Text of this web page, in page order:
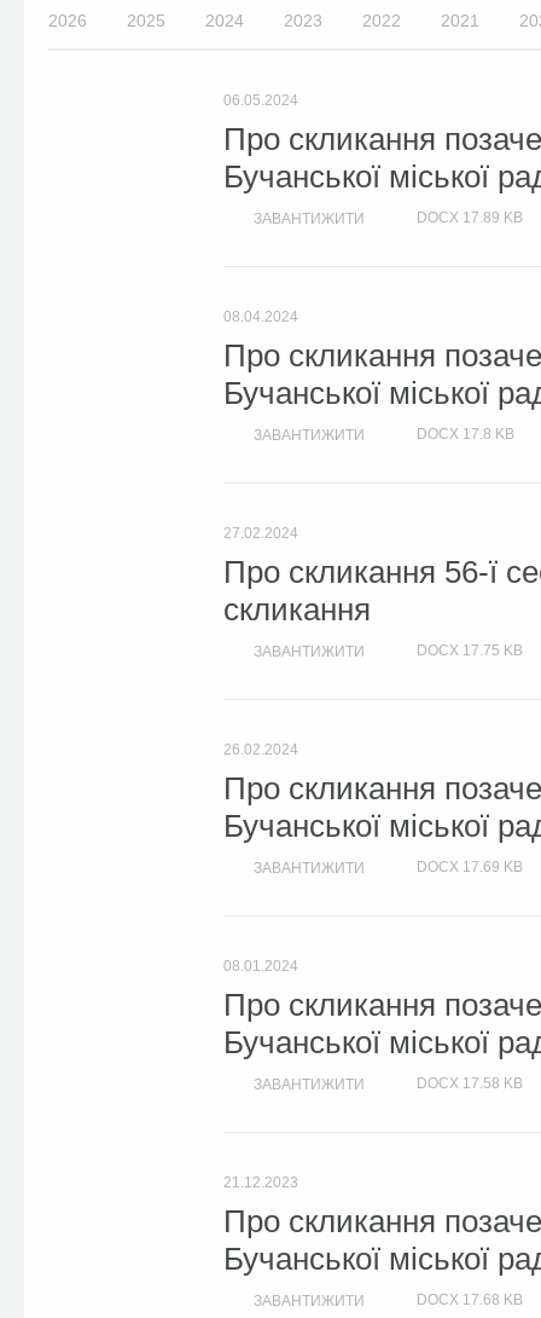
2026 2025 2024 2023 2022 2021
06.05.2024
Про скликання
Бучанської міської
ЗАВАНТИЖИТИ DOCX 17.89 KB
08.04.2024
Про скликання
Бучанської міської
ЗАВАНТИЖИТИ DOCX 17.8 KB
27.02.2024
Про скликання 56-ї
скликання
ЗАВАНТИЖИТИ DOCX 17.75 KB
26.02.2024
Про скликання
Бучанської міської
ЗАВАНТИЖИТИ DOCX 17.69 KB
08.01.2024
Про скликання
Бучанської міської
ЗАВАНТИЖИТИ DOCX 17.58 KB
21.12.2023
Про скликання
Бучанської міської
ЗАВАНТИЖИТИ DOCX 17.68 KB